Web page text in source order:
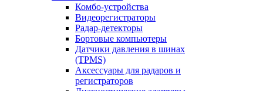
Комбо-устройства
Видеорегистраторы
Радар-детекторы
Бортовые компьютеры
Датчики давления в шинах
(TPMS)
Аксессуары для радаров и
регистраторов